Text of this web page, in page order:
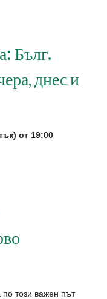
Бълг.
днес и
от 19:00
този важен път